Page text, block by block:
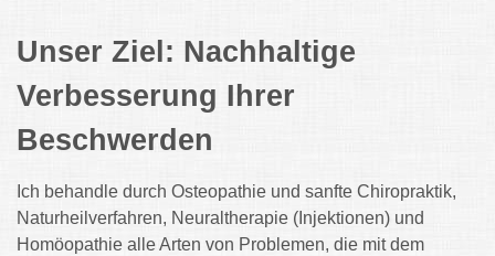
Unser Ziel: Nachhaltige
Verbesserung Ihrer
Beschwerden
Ich behandle durch Osteopathie und sanfte Chiropraktik,
Naturheilverfahren, Neuraltherapie (Injektionen) und
Homöopathie alle Arten von Problemen, die mit dem